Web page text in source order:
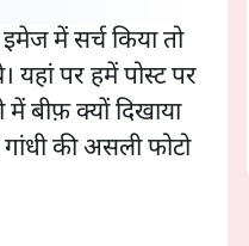
में सर्च किया तो
पर हमें पोस्ट पर
बीफ़ क्यों दिखाया
की असली फोटो